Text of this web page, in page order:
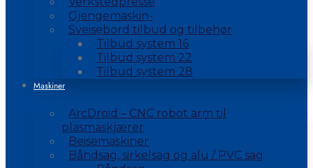
Gjengemaskin-
Sveisebord tilbud og tilbehør
Tilbud system 16
Tilbud system 22
Tilbud system 28
Maskiner
ArcDroid – CNC robot arm til
plasmaskjærer
Beisemaskiner
Båndsag, sirkelsag og alu / PVC sag